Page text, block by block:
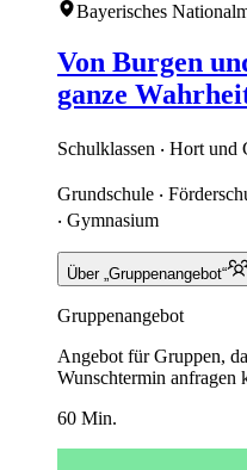
Bayerisches
Von Burgen
ganze
Schulklassen ‧ Hort und
Grundschule ‧
‧ Gymnasium
Über „Gruppenangebot“
Gruppenangebot
Angebot für Gruppen,
Wunschtermin anfragen
60 Min.